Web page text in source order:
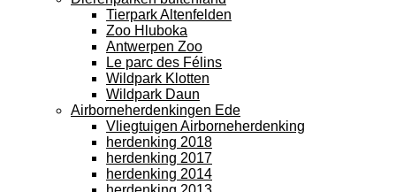
Tierpark Altenfelden
Zoo Hluboka
Antwerpen Zoo
Le parc des Félins
Wildpark Klotten
Wildpark Daun
Airborneherdenkingen Ede
Vliegtuigen Airborneherdenking
herdenking 2018
herdenking 2017
herdenking 2014